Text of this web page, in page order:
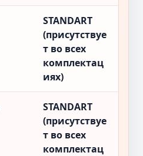
STANDART
(присутствуе
т во всех
комплектац
иях)
STANDART
(присутствуе
т во всех
комплектац